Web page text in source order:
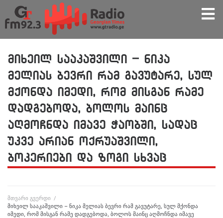
მიხეილ სააკაშვილი – ნიკა
მელიას ბევრი რამ გავუტარე, სულ
მქონდა იმედი, რომ მისგან რამე
დადგებოდა, ბოლოს მაინც
აღმოჩნდა იმავე ჭაობში, სადაც
უკვე არიან ოქრუაშვილი,
ბოკერიები და ზოგი სხვაც
მთვარი გვერდი /
მიხეილ სააკაშვილი – ნიკა მელიას ბევრი რამ გავუტარე, სულ მქონდა
იმედი, რომ მისგან რამე დადგებოდა, ბოლოს მაინც აღმოჩნდა იმავე